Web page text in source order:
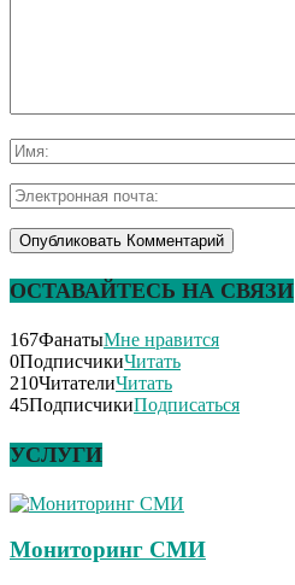
ОСТАВАЙТЕСЬ НА СВЯЗИ
167ФанатыМне нравится
0ПодписчикиЧитать
210ЧитателиЧитать
45ПодписчикиПодписаться
УСЛУГИ
Мониторинг СМИ